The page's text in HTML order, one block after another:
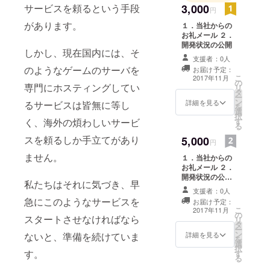
サービスを頼るという手段
があります。
しかし、現在国内には、そ
のようなゲームのサーバを
専門にホスティングしてい
るサービスは皆無に等し
く、海外の煩わしいサービ
スを頼るしか手立てがあり
ません。
私たちはそれに気づき、早
急にこのようなサービスを
スタートさせなければなら
ないと、準備を続けていま
す。
3,000円
１．当社からの
お礼メール ２．
開発状況の公開
支援者：0人
お届け予定：
2017年11月
詳細を見る
こ
の
リ
タ
ー
ン
を
選
択
す
る
5,000円
１．当社からの
お礼メール ２．
開発状況の公開
３．FujiSabaク
ローズドβテス
ト３０日間無料
チケット（１
枚・メール送付
になります。）
支援者：0人
お届け予定：
2017年11月
詳細を見る
こ
の
リ
タ
ー
ン
を
選
択
す
る